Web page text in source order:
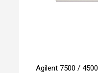
Agilent 7500 / 4500